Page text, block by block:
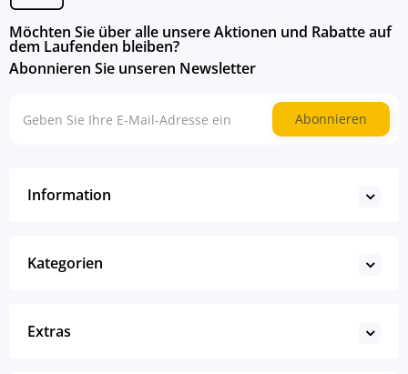
Möchten Sie über alle unsere Aktionen und Rabatte auf
dem Laufenden bleiben?
Abonnieren Sie unseren Newsletter
Abonnieren
Information
Kategorien
Extras